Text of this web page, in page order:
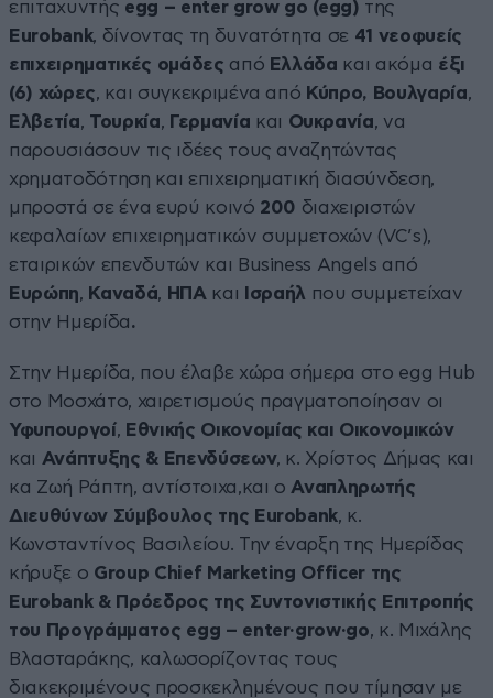
επιταχυντής egg – enter grow go (egg) της
Eurobank, δίνοντας τη δυνατότητα σε 41 νεοφυείς
επιχειρηματικές ομάδες από Ελλάδα και ακόμα έξι
(6) χώρες, και συγκεκριμένα από Κύπρο, Βουλγαρία,
Ελβετία, Τουρκία, Γερμανία και Ουκρανία, να
παρουσιάσουν τις ιδέες τους αναζητώντας
χρηματοδότηση και επιχειρηματική διασύνδεση,
μπροστά σε ένα ευρύ κοινό 200 διαχειριστών
κεφαλαίων επιχειρηματικών συμμετοχών (VC’s),
εταιρικών επενδυτών και Business Angels από
Ευρώπη, Καναδά, ΗΠΑ και Ισραήλ που συμμετείχαν
στην Ημερίδα.
Στην Ημερίδα, που έλαβε χώρα σήμερα στο egg Hub
στο Μοσχάτο, χαιρετισμούς πραγματοποίησαν οι
Υφυπουργοί, Εθνικής Οικονομίας και Οικονομικών
και Ανάπτυξης & Επενδύσεων, κ. Χρίστος Δήμας και
κα Ζωή Ράπτη, αντίστοιχα,και ο Αναπληρωτής
Διευθύνων Σύμβουλος της Eurobank, κ.
Κωνσταντίνος Βασιλείου. Την έναρξη της Ημερίδας
κήρυξε ο Group Chief Marketing Officer της
Eurobank & Πρόεδρος της Συντονιστικής Επιτροπής
του Προγράμματος egg – enter·grow·go, κ. Μιχάλης
Βλασταράκης, καλωσορίζοντας τους
διακεκριμένους προσκεκλημένους που τίμησαν με